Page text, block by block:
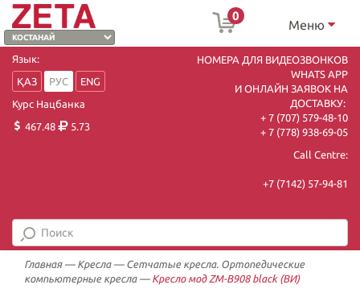
0
Меню
Язык:
ҚАЗ
РУС
ENG
Курс Нацбанка
467.48
5.73
НОМЕРА ДЛЯ ВИДЕОЗВОНКОВ
WHATS APP
И ОНЛАЙН ЗАЯВОК НА
ДОСТАВКУ:
+ 7 (707) 579-48-10
+ 7 (778) 938-69-05
Call Centre:
+7 (7142) 57-94-81
Главная— Кресла— Сетчатые кресла. Ортопедические
компьютерные кресла— Кресло мод ZM-B908 black (ВИ)